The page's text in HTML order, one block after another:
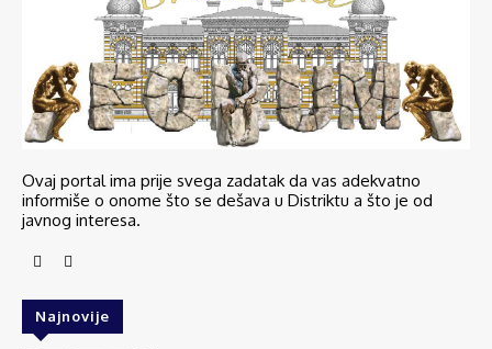
Ovaj portal ima prije svega zadatak da vas adekvatno
informiše o onome što se dešava u Distriktu a što je od
javnog interesa.
Najnovije